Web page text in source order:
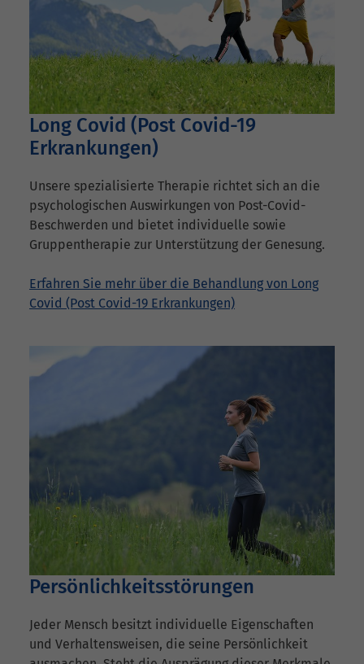
Long Covid (Post Covid-19
Erkrankungen)
Unsere spezialisierte Therapie richtet sich an die
psychologischen Auswirkungen von Post-Covid-
Beschwerden und bietet individuelle sowie
Gruppentherapie zur Unterstützung der Genesung.
Erfahren Sie mehr über die Behandlung von Long
Covid (Post Covid-19 Erkrankungen)
Persönlichkeitsstörungen
Jeder Mensch besitzt individuelle Eigenschaften
und Verhaltensweisen, die seine Persönlichkeit